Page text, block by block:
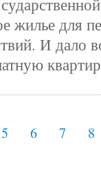
жилье для
И дало
5 6 7 8